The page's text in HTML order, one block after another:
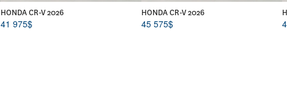
HONDA CR-V 2026
41 975$
HONDA CR-V 2026
45 575$